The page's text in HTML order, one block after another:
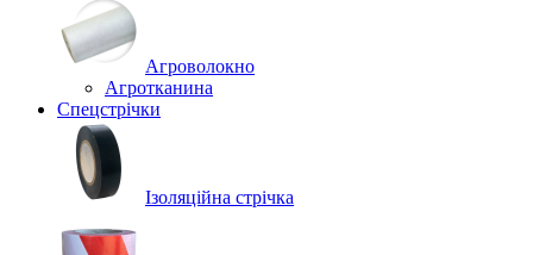
Агроволокно
Агротканина
Спецстрічки
Ізоляційна стрічка